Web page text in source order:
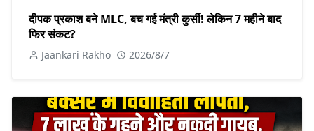
दीपक प्रकाश बने MLC, बच गई मंत्री कुर्सी! लेकिन 7 महीने बाद
फिर संकट?
Jaankari Rakho 2026/8/7